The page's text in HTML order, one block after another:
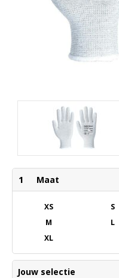
1 Maat
XS
S
M
L
XL
Jouw selectie